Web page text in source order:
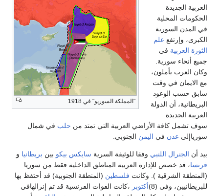
"المملكة السوريو" في 1918
العربية الجديدة
الحكومات المحلية
في المدن السورية
الكبرى، وإرتفع علم
الثورة العربية في
جميع أنحاء سورية.
وكان العرب يأملون،
مع الايمان في وقت
سابق حسب الوعود
البريطانية، أن الدولة
العربية الجديدة
سوف تشمل كافة الأراضي العربية التي تمتد من حلب في شمال
سورياإلى عدن في اليمن الجنوبي.
بيد أن الجنرال اللنبي وفقا للوثيقة السرية سايكس بيكو بين بريطانيا و
فرنسا، قد خصص للإدارة العربية المناطق الداخلية فقط من سوريا
(المنطقة الشرقية ). وكانت فلسطين (المنطقة الجنوبية) قد أحتفظ بها
للبريطانيين، وفى (8)
أكتوبر ،كانت القوات الفرنسية قد تم إنزالهافي